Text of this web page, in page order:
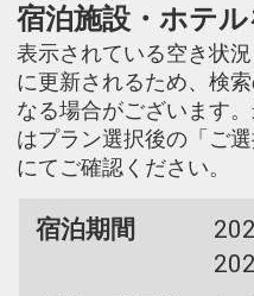
宿泊施設・ホテ
表示されている空き状
に更新されるため、検
なる場合がございます
はプラン選択後の「ご
にてご確認ください。
宿泊期間